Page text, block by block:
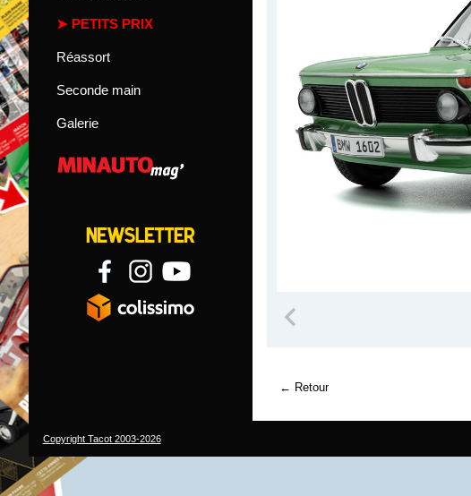
Retour
PETITS PRIX
Réassort
Seconde main
Galerie
Copyright Tacot 2003-2026